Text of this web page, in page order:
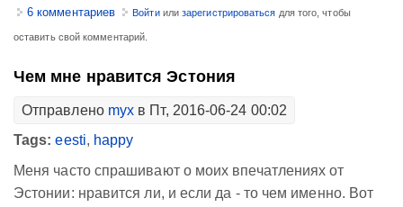
6 комментариев Войтиилизарегистрироваться для того, чтобы
оставить свой комментарий.
Чем мне нравится Эстония
Отправлено myx в Пт, 2016-06-24 00:02
Tags:eesti, happy
Меня часто спрашивают о моих впечатлениях от
Эстонии: нравится ли, и если да - то чем именно. Вот